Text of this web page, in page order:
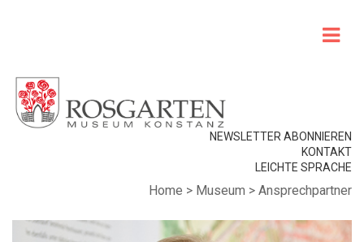
NEWSLETTER ABONNIEREN
KONTAKT
LEICHTE SPRACHE
Home > Museum > Ansprechpartner